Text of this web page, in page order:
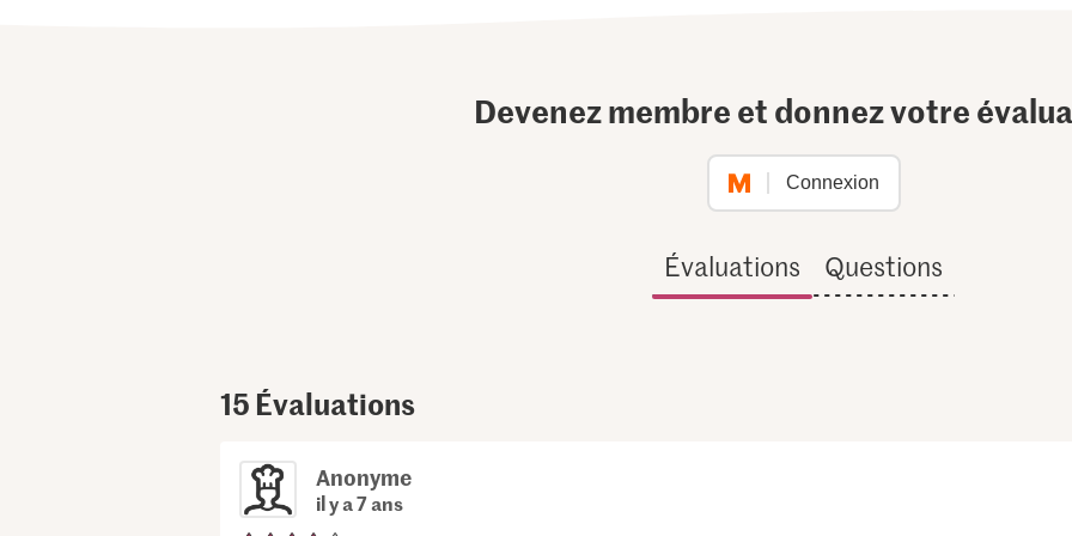
Devenez membre et donnez votre
Connexion
Évaluations Questions
15 Évaluations
Anonyme
il y a 7 ans